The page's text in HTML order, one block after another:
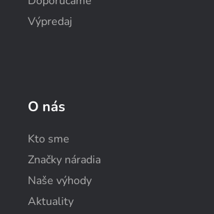
Výpredaj
O nás
Kto sme
Značky náradia
Naše výhody
Aktuality